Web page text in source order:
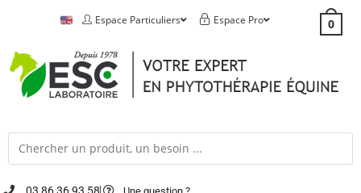
Espace Particuliers Espace Pro 0
03 86 36 93 58